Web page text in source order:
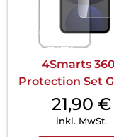
4Smarts
Protection Set
A3621,90 €
inkl. MwSt.